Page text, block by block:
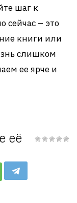
шаг к
сейчас – это
книги или
слишком
ее ярче и
её